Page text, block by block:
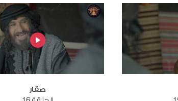
صقار